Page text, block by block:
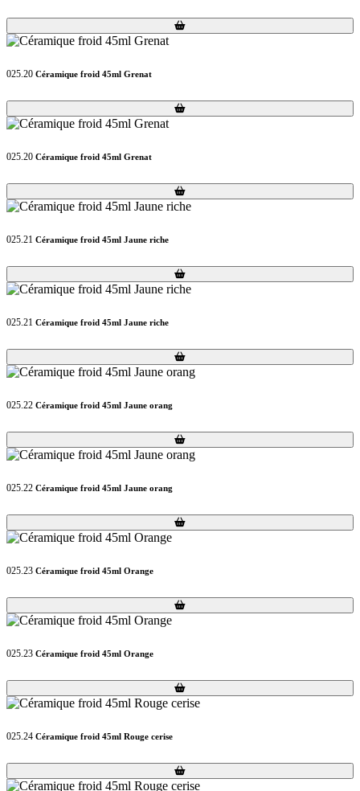
Loading...
Loading...
025.20 Céramique froid 45ml Grenat
Loading...
Loading...
025.20 Céramique froid 45ml Grenat
Loading...
Loading...
025.21 Céramique froid 45ml Jaune riche
Loading...
Loading...
025.21 Céramique froid 45ml Jaune riche
Loading...
Loading...
025.22 Céramique froid 45ml Jaune orang
Loading...
Loading...
025.22 Céramique froid 45ml Jaune orang
Loading...
Loading...
025.23 Céramique froid 45ml Orange
Loading...
Loading...
025.23 Céramique froid 45ml Orange
Loading...
Loading...
025.24 Céramique froid 45ml Rouge cerise
Loading...
Loading...